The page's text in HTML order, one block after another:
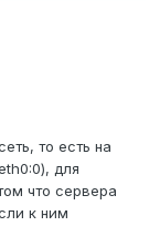
то есть на
для
что сервера
к ним